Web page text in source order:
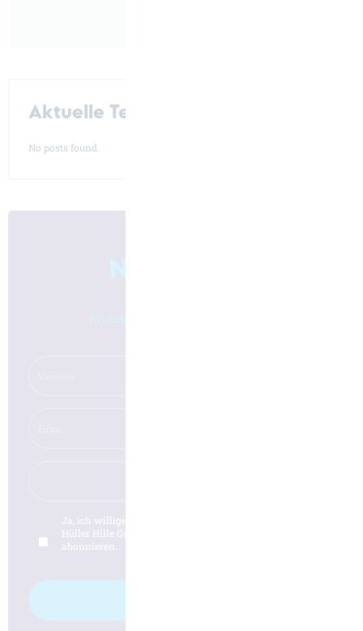
Aktuelle Termine
No posts found.
Ja, ich willige in die
Hüller Hille GmbH ein und möchte den Newsletter
abonnieren.